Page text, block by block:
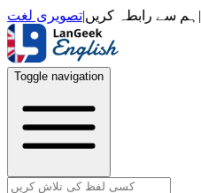
| ہم سے رابطہ کریں|تصویری لغت
Toggle navigation